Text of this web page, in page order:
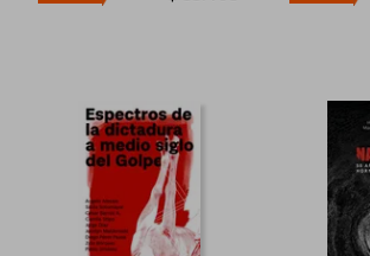
30%
dcto. $ 55.403